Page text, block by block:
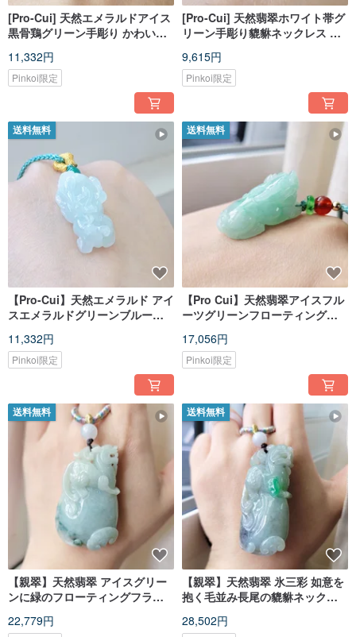
[Pro-Cui] 天然エメラルドアイス
黒骨鶏グリーン手彫り かわいい
運貔貅
11,332円
Pinkoi限定
[Pro-Cui] 天然翡翠ホワイト帯グ
リーン手彫り貔貅ネックレス 幸
9,615円
Pinkoi限定
送料無料
【Pro-Cui】天然エメラルド アイ
スエメラルドグリーンブルーし
ネックレス 貔貅園
11,332円
Pinkoi限定
送料無料
【Pro Cui】天然翡翠アイスフル
ーツグリーンフローティンググ
貅ネックレス幸運の貔貅
17,056円
Pinkoi限定
送料無料
【親翠】天然翡翠 アイスグリー
ンに緑のフローティングフラワ
ックレス 招財ヒキュウ
22,779円
送料無料
【親翠】天然翡翠 氷三彩 如意を
抱く毛並み長尾の貔貅ネックレ
28,502円